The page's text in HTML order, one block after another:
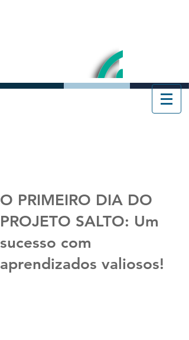
O PRIMEIRO DIA DO
PROJETO SALTO: Um
sucesso com
aprendizados valiosos!